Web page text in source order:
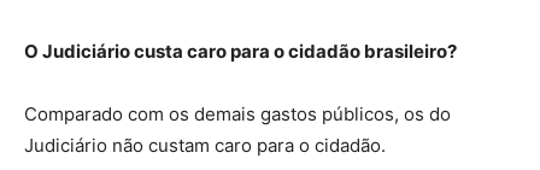
O Judiciário custa caro para o cidadão brasileiro?
Comparado com os demais gastos públicos, os do
Judiciário não custam caro para o cidadão.